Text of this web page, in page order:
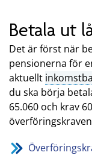
Betala ut
Det är först när
pensionerna för
aktuellt
du ska börja
65.060 och krav